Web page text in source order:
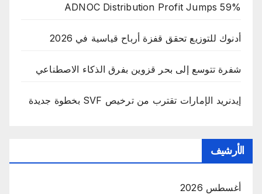
ADNOC Distribution Profit Jumps 59%
أدنوك للتوزيع تحقق قفزة أرباح قياسية في 2026
شفرة تتوسع إلى بحر قزوين بفرق الذكاء الاصطناعي
إيدنريد الإمارات تقترب من ترخيص SVF بخطوة جديدة
الأرشيف
أغسطس 2026